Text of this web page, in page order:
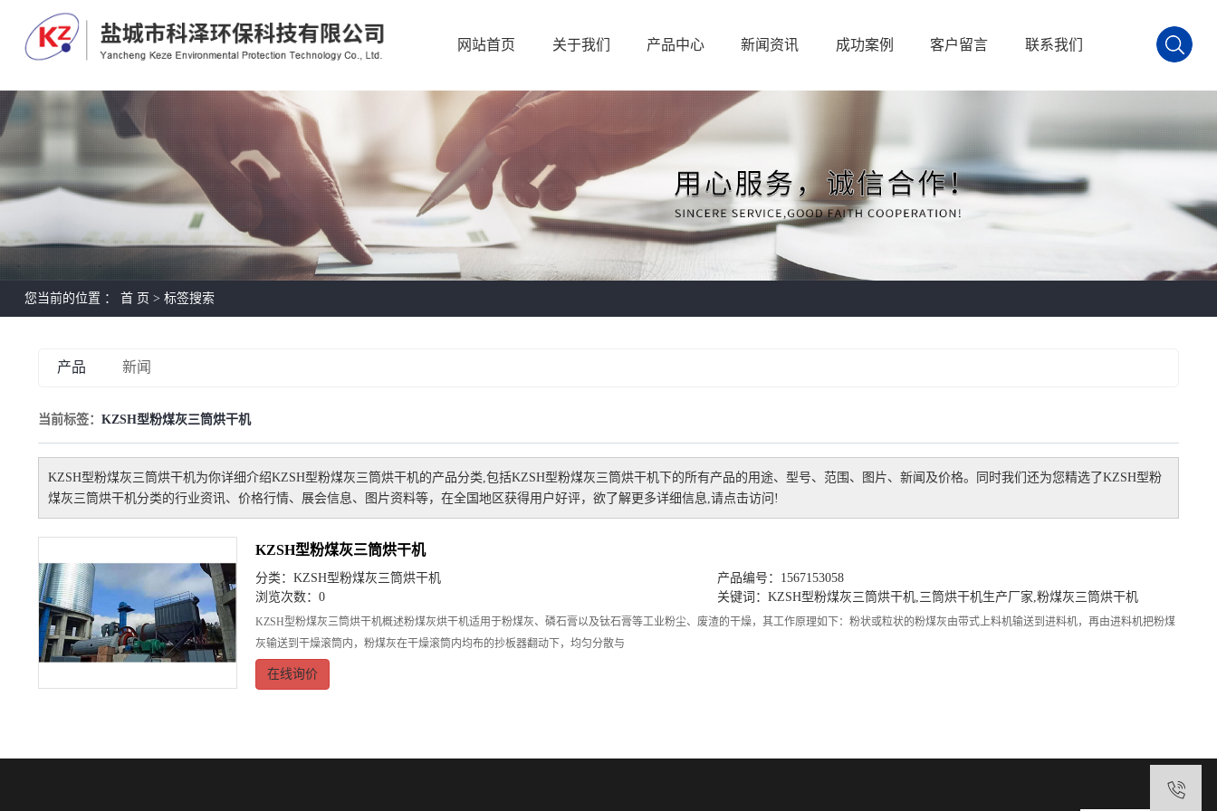
网站首页 关于我们 产品中心 新闻资讯 成功案例 客户留言 联系我们
您当前的位置 ： 首 页 > 标签搜索
产品 新闻
当前标签： KZSH型粉煤灰三筒烘干机
KZSH型粉煤灰三筒烘干机为你详细介绍KZSH型粉煤灰三筒烘干机的产品分类,包括KZSH型粉煤灰三筒烘干机下的所有产品的用途、型号、范围、图片、新闻及价格。同时我们还为您精选了KZSH型粉
煤灰三筒烘干机分类的行业资讯、价格行情、展会信息、图片资料等，在全国地区获得用户好评，欲了解更多详细信息,请点击访问!
KZSH型粉煤灰三筒烘干机
分类： KZSH型粉煤灰三筒烘干机
产品编号：1567153058
浏览次数：0
关键词： KZSH型粉煤灰三筒烘干机,三筒烘干机生产厂家,粉煤灰三筒烘干机
KZSH型粉煤灰三筒烘干机概述粉煤灰烘干机适用于粉煤灰、磷石膏以及钛石膏等工业粉尘、废渣的干燥，其工作原理如下：粉状或粒状的粉煤灰由带式上料机输送到进料机，再由进料机把粉煤
灰输送到干燥滚筒内，粉煤灰在干燥滚筒内均布的抄板器翻动下，均匀分散与
在线询价